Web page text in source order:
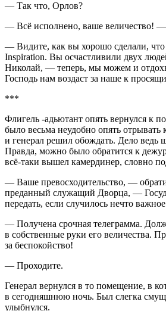
— Так что, Орлов?
— Всё исполнено, ваше величество! —
— Видите, как вы хорошо сделали,
Inspiration. Вы осчастливили двух
Николай, — теперь, мы можем и
Господь нам воздаст за наше к
***
Флигель -адьютант опять вернулся к
было весьма неудобно опять отрывать
и генерал решил обождать. Дело ведь
Правда, можно было обратится к
всё-таки вышел камердинер, словно
— Ваше превосходительство, —
преданный служащий Дворца, —
передать, если случилось нечто
— Получена срочная телеграмма.
в собственные руки его величества.
за беспокойство!
— Проходите.
Генерал вернулся в то помещение, в
в сегодняшнюю ночь. Был слегка
улыбнулся.